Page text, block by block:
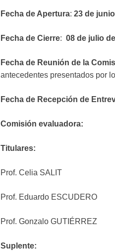
Fecha de Apertura: 23 de
Fecha de Cierre: 08 de julio
Fecha de Reunión de la
antecedentes presentados por
Fecha de Recepción de
Comisión evaluadora:
Titulares:
Prof. Celia SALIT
Prof. Eduardo ESCUDERO
Prof. Gonzalo GUTIÉRREZ
Suplente: